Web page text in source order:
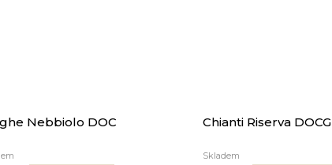
Nebbiolo DOC Chianti Riserva DOCG
Skladem